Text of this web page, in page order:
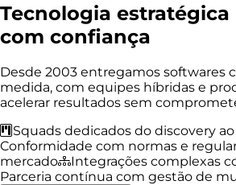
Tecnologia estratégica
com confiança
Desde 2003 entregamos softwares
medida, com equipes híbridas e
acelerar resultados sem
Squads dedicados do discovery
Conformidade com normas e
mercado
Integrações complexas
Parceria contínua com gestão de